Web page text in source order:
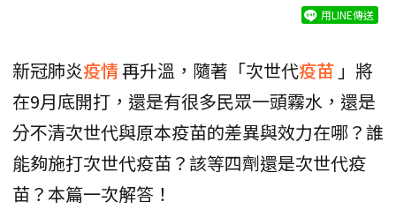
用LINE傳送
新冠肺炎疫情再升溫，隨著「次世代疫苗 」將
在9月底開打，還是有很多民眾一頭霧水，還是
分不清次世代與原本疫苗的差異與效力在哪？誰
能夠施打次世代疫苗？該等四劑還是次世代疫
苗？本篇一次解答！